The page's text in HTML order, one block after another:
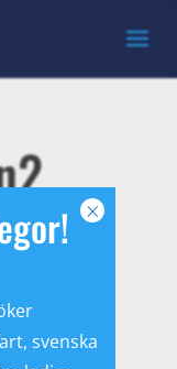
×
svenska